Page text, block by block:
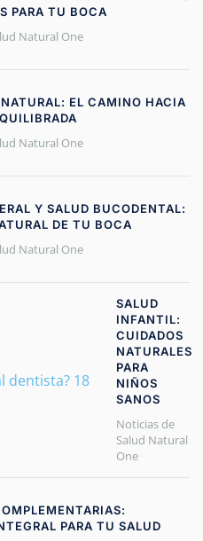
PARA TU BOCA
Natural One
EL CAMINO HACIA
Natural One
Y SALUD BUCODENTAL:
DE TU BOCA
Natural One
SALUD
INFANTIL:
CUIDADOS
NATURALES
PARA
NIÑOS
SANOS
Noticias de
Salud Natural
One
PARA TU SALUD